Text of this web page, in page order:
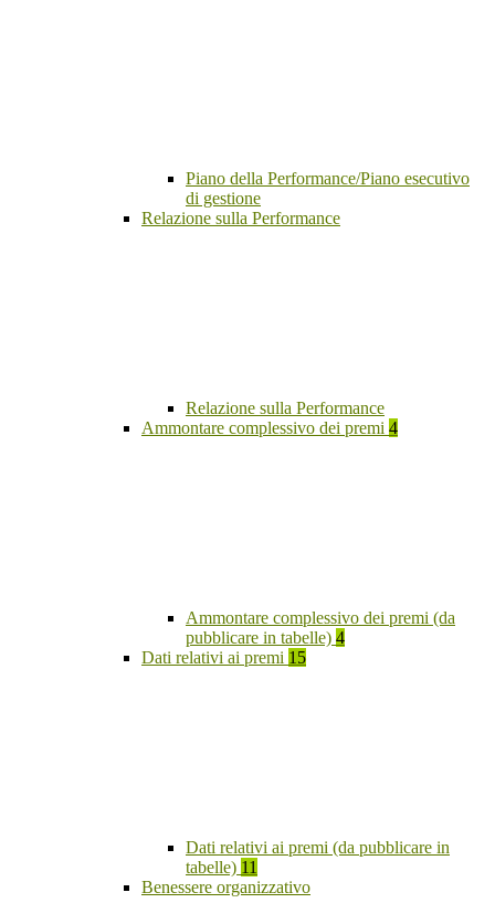
Piano della Performance/Piano esecutivo
di gestione
Relazione sulla Performance
Relazione sulla Performance
Ammontare complessivo dei premi 4
Ammontare complessivo dei premi (da
pubblicare in tabelle) 4
Dati relativi ai premi 15
Dati relativi ai premi (da pubblicare in
tabelle) 11
Benessere organizzativo